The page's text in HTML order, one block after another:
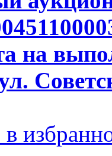
на